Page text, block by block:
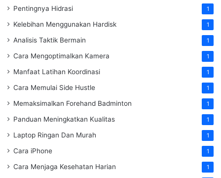
Pentingnya Hidrasi 1
Kelebihan Menggunakan Hardisk 1
Analisis Taktik Bermain 1
Cara Mengoptimalkan Kamera 1
Manfaat Latihan Koordinasi 1
Cara Memulai Side Hustle 1
Memaksimalkan Forehand Badminton 1
Panduan Meningkatkan Kualitas 1
Laptop Ringan Dan Murah 1
Cara iPhone 1
Cara Menjaga Kesehatan Harian 1